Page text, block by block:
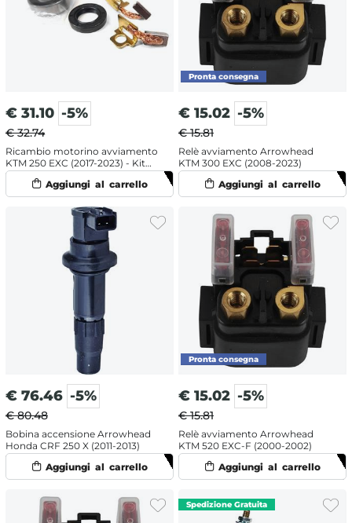
€ 31.10 -5%
€ 32.74
Ricambio motorino avviamento
KTM 250 EXC (2017-2023) - Kit
revisione
€ 15.02 -5%
€ 15.81
Relè avviamento Arrowhead
KTM 300 EXC (2008-2023)
€ 76.46 -5%
€ 80.48
Bobina accensione Arrowhead
Honda CRF 250 X (2011-2013)
€ 15.02 -5%
€ 15.81
Relè avviamento Arrowhead
KTM 520 EXC-F (2000-2002)